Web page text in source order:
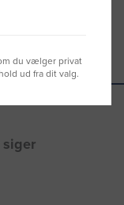
siger
du vælger privat
ud fra dit valg.